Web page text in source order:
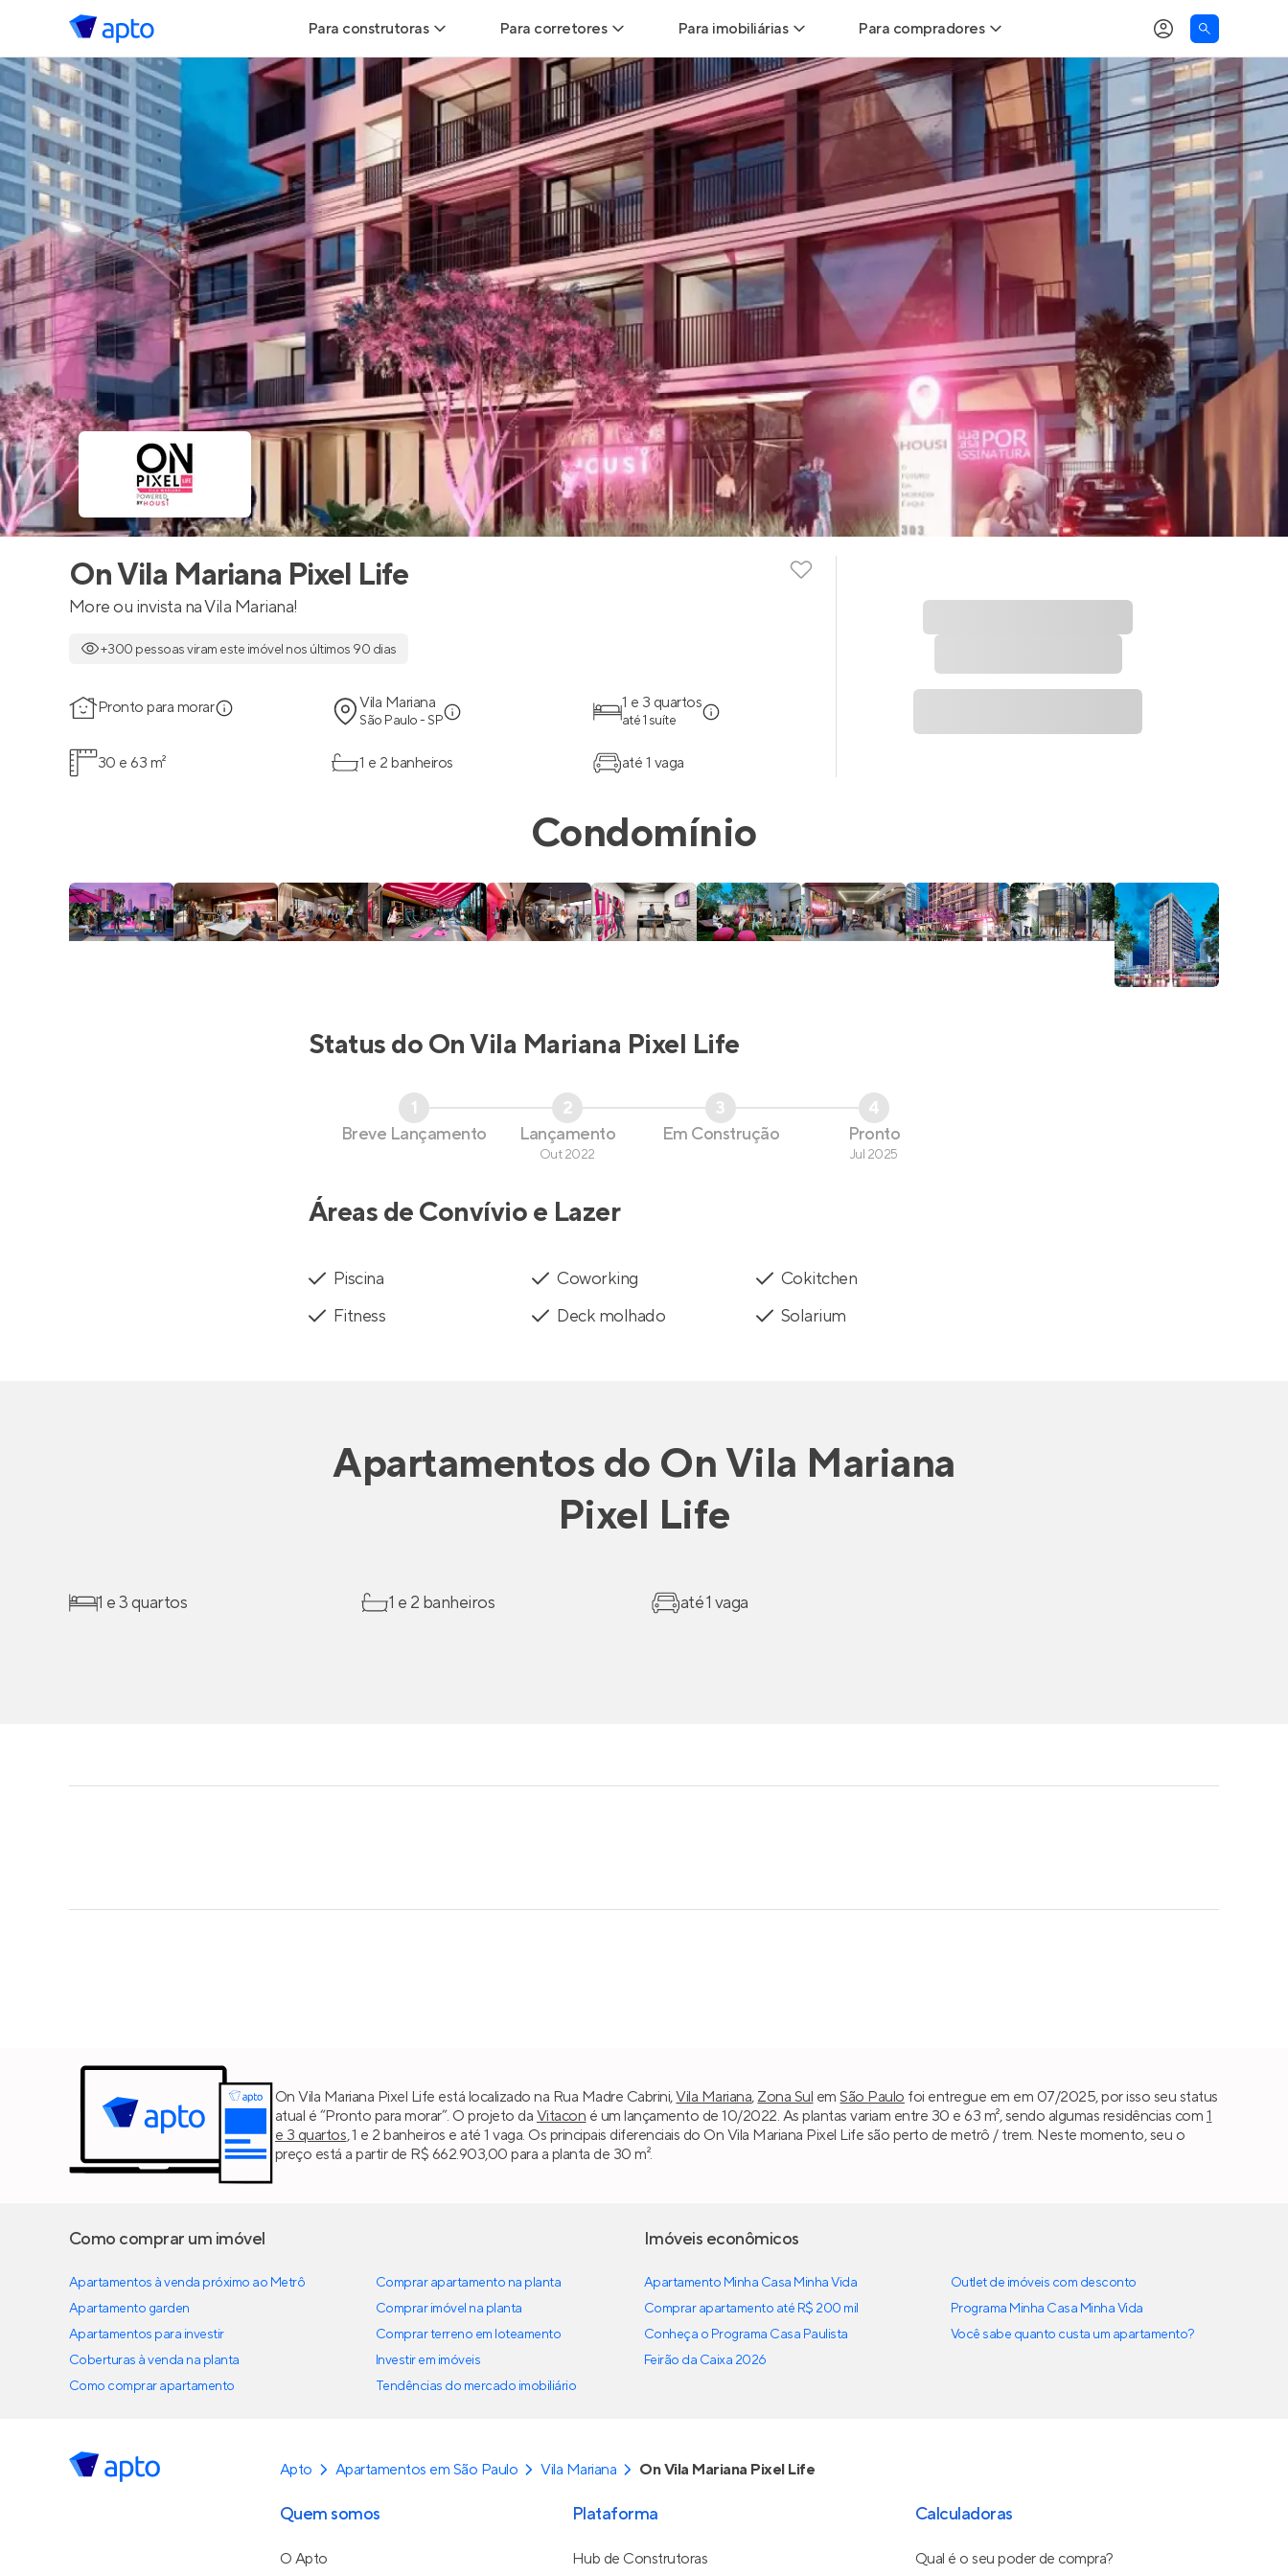
Para construtoras
Geração de Leads
Geração de Visitas
Geração de Vendas
Maiores Construtoras
Parcerias Imobiliárias
Anunciar Imóveis
Para corretores
Leads para Corretores
Corretor+
Parcerias imobiliárias
Hub de Corretores
Perfil Verificado
Anunciar imóveis
Para imobiliárias
Leads para Imobiliárias
Hub de imobiliárias
Anunciar imóveis
Para compradores
Buscar um imóvel novo
Calcule seu Poder de Compra
Comprar x Alugar
Correção do INCC
Simulador de Financiamento
Encontre um corretor
On Vila Mariana Pixel Life
More ou invista na Vila Mariana!
+300 pessoas viram este imóvel nos últimos 90 dias
Pronto para morar Vila Mariana
São Paulo - SP
1 e 3 quartos
até 1 suíte
30 e 63 m² 1 e 2 banheiros até 1 vaga
Condomínio
Status doOn Vila Mariana Pixel Life
1
Breve Lançamento
2
Lançamento
Out 2022
3
Em Construção
4
Pronto
Jul 2025
Áreas de Convívio e Lazer
Piscina Coworking
Cokitchen
Fitness
Deck molhado Solarium
Apartamentos do On Vila Mariana
Pixel Life
1 e 3 quartos 1 e 2 banheiros até 1 vaga
On Vila Mariana Pixel Life está localizado na Rua Madre Cabrini,Vila Mariana, Zona Sul emSão Paulo foi entregue em em 07/2025, por isso seu status
atual é “Pronto para morar”. O projeto da Vitacon é um lançamento de 10/2022. As plantas variam entre 30 e 63 m², sendo algumas residências com 1
e 3 quartos, 1 e 2 banheiros e até 1 vaga. Os principais diferenciais do On Vila Mariana Pixel Life são perto de metrô / trem. Neste momento, seu o
preço está a partir de R$ 662.903,00 para a planta de 30 m².
Como comprar um imóvel
Apartamentos à venda próximo ao Metrô
Apartamento garden
Apartamentos para investir
Coberturas à venda na planta
Como comprar apartamento
Comprar apartamento na planta
Comprar imóvel na planta
Comprar terreno em loteamento
Investir em imóveis
Tendências do mercado imobiliário
Imóveis econômicos
Apartamento Minha Casa Minha Vida
Comprar apartamento até R$ 200 mil
Conheça o Programa Casa Paulista
Feirão da Caixa 2026
Outlet de imóveis com desconto
Programa Minha Casa Minha Vida
Você sabe quanto custa um apartamento?
Apto Apartamentos em São Paulo Vila Mariana On Vila Mariana Pixel Life
Quem somos
O Apto
Plataforma
Hub de Construtoras
Calculadoras
Qual é o seu poder de compra?